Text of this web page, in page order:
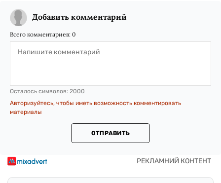
Добавить комментарий
Всего комментариев: 0
Осталось символов: 2000
Авторизуйтесь, чтобы иметь возможность комментировать
материалы
ОТПРАВИТЬ